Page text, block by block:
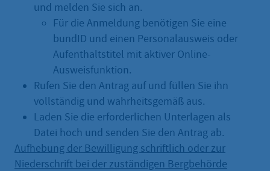
und melden Sie sich an.
Für die Anmeldung benötigen Sie eine
bundID und einen Personalausweis oder
Aufenthaltstitel mit aktiver Online-
Ausweisfunktion.
Rufen Sie den Antrag auf und füllen Sie ihn
vollständig und wahrheitsgemäß aus.
Laden Sie die erforderlichen Unterlagen als
Datei hoch und senden Sie den Antrag ab.
Aufhebung der Bewilligung schriftlich oder zur
Niederschrift bei der zuständigen Bergbehörde